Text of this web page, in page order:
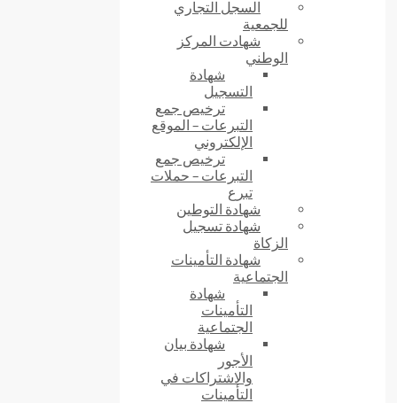
السجل التجاري
للجمعية
شهادت المركز
الوطني
شهادة
التسجيل
ترخيص جمع
التبرعات – الموقع
الإلكتروني
ترخيص جمع
التبرعات – حملات
تبرع
شهادة التوطين
شهادة تسجيل
الزكاة
شهادة التأمينات
الجتماعية
شهادة
التأمينات
الجتماعية
شهادة بيان
الأجور
والاشتراكات في
التأمينات